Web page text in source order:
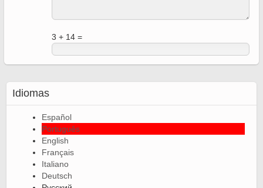
3 + 14 =
Idiomas
Español
Português
English
Français
Italiano
Deutsch